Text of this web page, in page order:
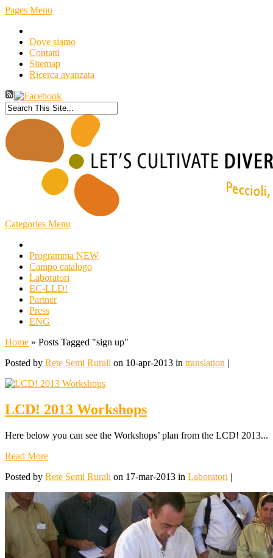
Pages Menu
Dove siamo
Contatti
Sitemap
Ricerca avanzata
Categories Menu
Programma NEW
Campo catalogo
Laboratori
EC-LLD!
Partner
Press
ENG
Home » Posts Tagged "sign up"
Posted by Rete Semi Rurali on 10-apr-2013 in translation |
LCD! 2013 Workshops
Here below you can see the Workshops’ plan from the LCD! 2013...
Read More
Posted by Rete Semi Rurali on 17-mar-2013 in Laboratori |